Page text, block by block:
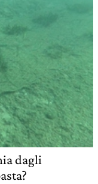
dagli